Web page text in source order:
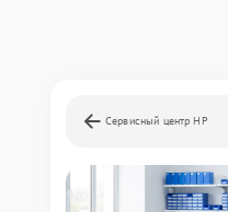
Сервисный центр HP